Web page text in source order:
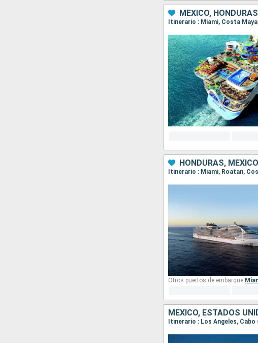
MÉXICO,
Itinerario : Miami, Costa
Otros puertos de embarque:
MÉXICO, ESTADOS
Itinerario : Los Angeles,